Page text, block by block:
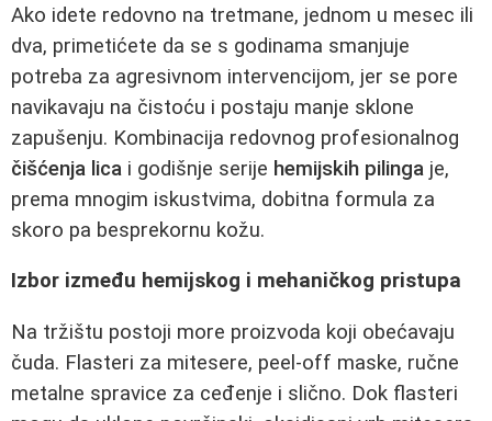
Ako idete redovno na tretmane, jednom u mesec ili
dva, primetićete da se s godinama smanjuje
potreba za agresivnom intervencijom, jer se pore
navikavaju na čistoću i postaju manje sklone
zapušenju. Kombinacija redovnog profesionalnog
čišćenja lica i godišnje serije hemijskih pilinga je,
prema mnogim iskustvima, dobitna formula za
skoro pa besprekornu kožu.
Izbor između hemijskog i mehaničkog pristupa
Na tržištu postoji more proizvoda koji obećavaju
čuda. Flasteri za mitesere, peel-off maske, ručne
metalne spravice za ceđenje i slično. Dok flasteri